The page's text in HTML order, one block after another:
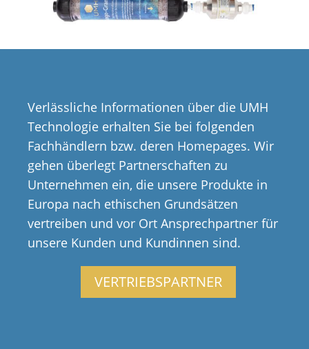
Verlässliche Informationen über die UMH
Technologie erhalten Sie bei folgenden
Fachhändlern bzw. deren Homepages. Wir
gehen überlegt Partnerschaften zu
Unternehmen ein, die unsere Produkte in
Europa nach ethischen Grundsätzen
vertreiben und vor Ort Ansprechpartner für
unsere Kunden und Kundinnen sind.
VERTRIEBSPARTNER